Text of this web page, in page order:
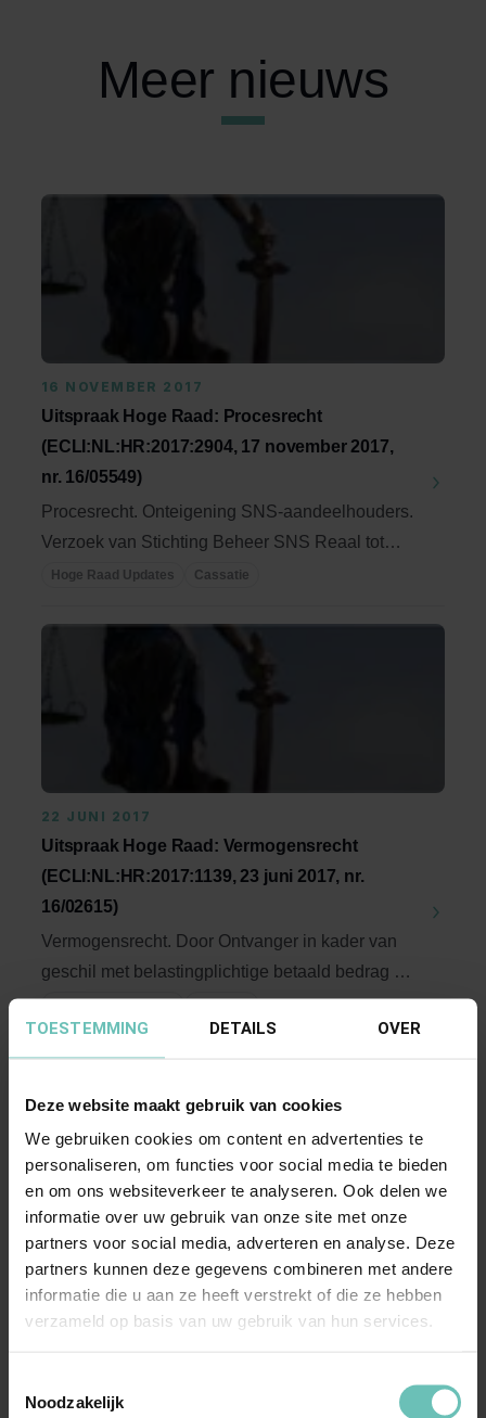
TOESTEMMING DETAILS OVER
Deze website maakt gebruik van cookies
We gebruiken cookies om content en advertenties te
personaliseren, om functies voor social media te bieden
en om ons websiteverkeer te analyseren. Ook delen we
informatie over uw gebruik van onze site met onze
partners voor social media, adverteren en analyse. Deze
partners kunnen deze gegevens combineren met andere
informatie die u aan ze heeft verstrekt of die ze hebben
verzameld op basis van uw gebruik van hun services.
Noodzakelijk
Meer nieuws
16 NOVEMBER 2017
Uitspraak Hoge Raad: Procesrecht
(ECLI:NL:HR:2017:2904, 17 november 2017,
nr. 16/05549)
Procesrecht. Onteigening SNS-aandeelhouders.
Verzoek van Stichting Beheer SNS Reaal tot
voorlopig ...
Hoge Raad Updates Cassatie
22 JUNI 2017
Uitspraak Hoge Raad: Vermogensrecht
(ECLI:NL:HR:2017:1139, 23 juni 2017, nr.
16/02615)
Vermogensrecht. Door Ontvanger in kader van
geschil met belastingplichtige betaald bedrag op
...
02 MAART 2017
Uitspraak Hoge Raad: Successiewet
(ECLI:NL:HR:2017:356, 3 maart 2017, nr.
navorderingstermijn erfbelasting. Gevolg